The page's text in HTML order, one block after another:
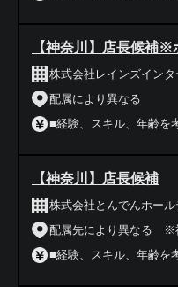
【神奈川】店長候補※
株式会社レインズイン
配属により異なる
■経験、スキル、年齢を
【神奈川】店長候補
株式会社とんでんホール
配属先により異なる ※
■経験、スキル、年齢を